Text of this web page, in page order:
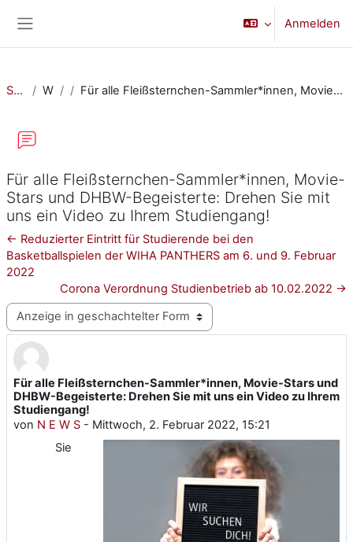
Anmelden
Startseite Website Für alle Fleißsternchen-Sammler*innen, Movie-Stars und DHBW-Begeisterte: Drehen Sie mit uns ein Video zu Ihrem Studiengang!
Für alle Fleißsternchen-Sammler*innen, Movie-
Stars und DHBW-Begeisterte: Drehen Sie mit
uns ein Video zu Ihrem Studiengang!
← Reduzierter Eintritt für Studierende bei den
Basketballspielen der WIHA PANTHERS am 6. und 9. Februar
2022
Corona Verordnung Studienbetrieb ab 10.02.2022 →
Anzeigemodus
Für alle Fleißsternchen-Sammler*innen, Movie-Stars und
DHBW-Begeisterte: Drehen Sie mit uns ein Video zu Ihrem
Studiengang!
von N E W S - Mittwoch, 2. Februar 2022, 15:21
Anzahl Antworten: 0
Sie